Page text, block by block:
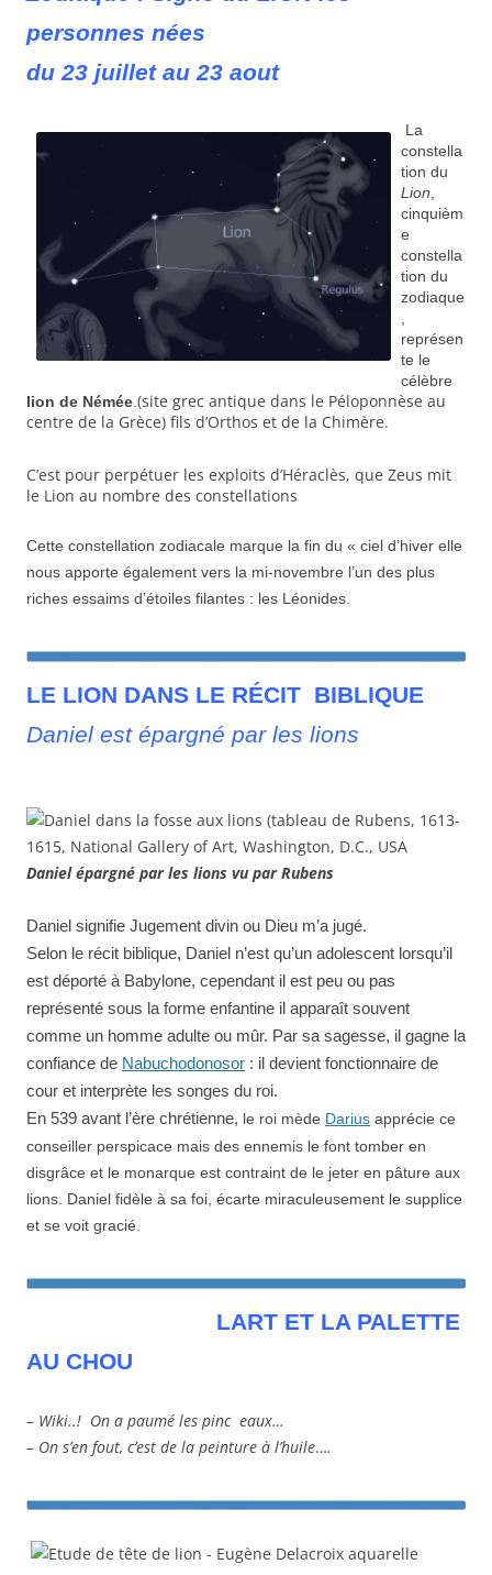
personnes nées
du 23 juillet au 23 aout
La
constella
tion du
Lion,
cinquièm
e
constella
tion du
zodiaque
,
représen
te le
célèbre
lion de Némée.(site grec antique dans le Péloponnèse au
centre de la Grèce) fils d’Orthos et de la Chimère.
C’est pour perpétuer les exploits d’Héraclès, que Zeus mit
le Lion au nombre des constellations
Cette constellation zodiacale marque la fin du « ciel d’hiver elle
nous apporte également vers la mi-novembre l’un des plus
riches essaims d’étoiles filantes : les Léonides.
LE LION DANS LE RÉCIT BIBLIQUE
Daniel est épargné par les lions
Daniel épargné par les lions vu par Rubens
Daniel signifie Jugement divin ou Dieu m’a jugé.
Selon le récit biblique, Daniel n’est qu’un adolescent lorsqu’il
est déporté à Babylone, cependant il est peu ou pas
représenté sous la forme enfantine il apparaît souvent
comme un homme adulte ou mûr. Par sa sagesse, il gagne la
confiance de Nabuchodonosor : il devient fonctionnaire de
cour et interprète les songes du roi.
En 539 avant l’ère chrétienne, le roi mède Darius apprécie ce
conseiller perspicace mais des ennemis le font tomber en
disgrâce et le monarque est contraint de le jeter en pâture aux
lions. Daniel fidèle à sa foi, écarte miraculeusement le supplice
et se voit gracié.
LART ET LA PALETTE
AU CHOU
– Wiki..! On a paumé les pinc eaux…
– On s’en fout, c’est de la peinture à l’huile….